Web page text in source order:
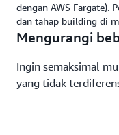
dengan AWS Fargate).
dan tahap building di
Mengurangi
Ingin semaksimal
yang tidak